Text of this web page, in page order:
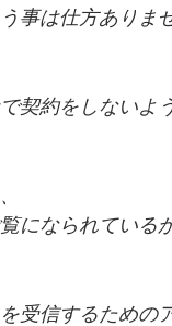
事は仕方ありませ
契約をしないよ
になられている
受信するための